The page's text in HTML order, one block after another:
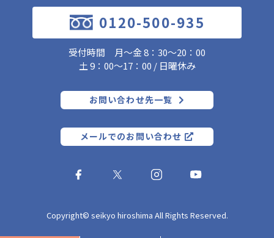
0120-500-935
受付時間 月～金 8：30～20：00
土 9：00～17：00 / 日曜休み
お問い合わせ先一覧
メールでのお問い合わせ
Copyright© seikyo hiroshima All Rights Reserved.